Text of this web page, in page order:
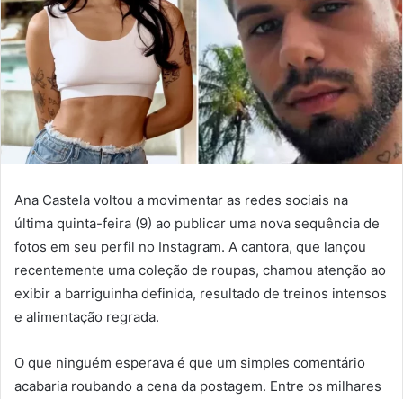
Ana Castela voltou a movimentar as redes sociais na
última quinta-feira (9) ao publicar uma nova sequência de
fotos em seu perfil no Instagram. A cantora, que lançou
recentemente uma coleção de roupas, chamou atenção ao
exibir a barriguinha definida, resultado de treinos intensos
e alimentação regrada.
O que ninguém esperava é que um simples comentário
acabaria roubando a cena da postagem. Entre os milhares